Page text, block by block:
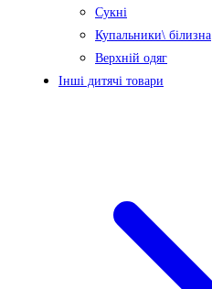
Сукні
Купальники\ білизна
Верхній одяг
Інші дитячі товари